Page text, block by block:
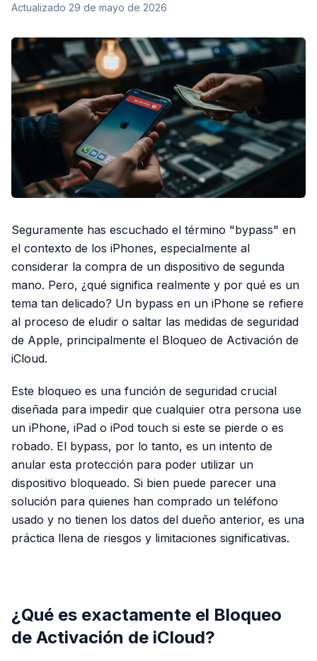
Actualizado 29 de mayo de 2026
Seguramente has escuchado el término "bypass" en
el contexto de los iPhones, especialmente al
considerar la compra de un dispositivo de segunda
mano. Pero, ¿qué significa realmente y por qué es un
tema tan delicado? Un bypass en un iPhone se refiere
al proceso de eludir o saltar las medidas de seguridad
de Apple, principalmente el Bloqueo de Activación de
iCloud.
Este bloqueo es una función de seguridad crucial
diseñada para impedir que cualquier otra persona use
un iPhone, iPad o iPod touch si este se pierde o es
robado. El bypass, por lo tanto, es un intento de
anular esta protección para poder utilizar un
dispositivo bloqueado. Si bien puede parecer una
solución para quienes han comprado un teléfono
usado y no tienen los datos del dueño anterior, es una
práctica llena de riesgos y limitaciones significativas.
¿Qué es exactamente el Bloqueo
de Activación de iCloud?